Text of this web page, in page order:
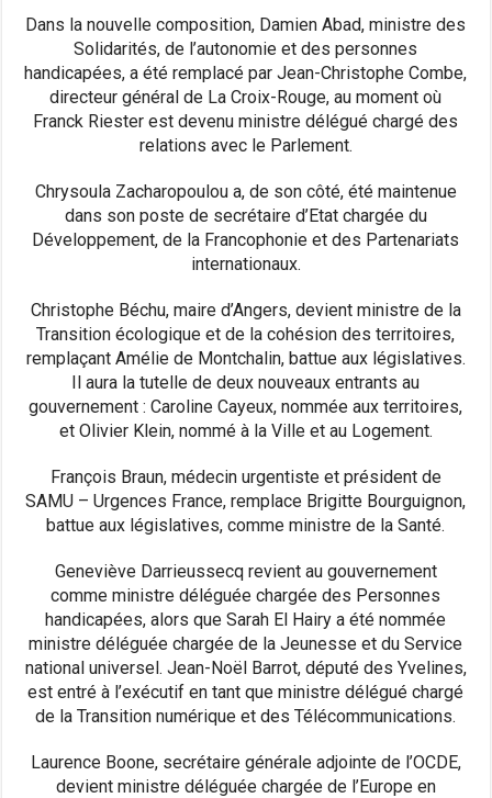
Dans la nouvelle composition, Damien Abad, ministre des
Solidarités, de l’autonomie et des personnes
handicapées, a été remplacé par Jean-Christophe Combe,
directeur général de La Croix-Rouge, au moment où
Franck Riester est devenu ministre délégué chargé des
relations avec le Parlement.
Chrysoula Zacharopoulou a, de son côté, été maintenue
dans son poste de secrétaire d’Etat chargée du
Développement, de la Francophonie et des Partenariats
internationaux.
Christophe Béchu, maire d’Angers, devient ministre de la
Transition écologique et de la cohésion des territoires,
remplaçant Amélie de Montchalin, battue aux législatives.
Il aura la tutelle de deux nouveaux entrants au
gouvernement : Caroline Cayeux, nommée aux territoires,
et Olivier Klein, nommé à la Ville et au Logement.
François Braun, médecin urgentiste et président de
SAMU – Urgences France, remplace Brigitte Bourguignon,
battue aux législatives, comme ministre de la Santé.
Geneviève Darrieussecq revient au gouvernement
comme ministre déléguée chargée des Personnes
handicapées, alors que Sarah El Hairy a été nommée
ministre déléguée chargée de la Jeunesse et du Service
national universel. Jean-Noël Barrot, député des Yvelines,
est entré à l’exécutif en tant que ministre délégué chargé
de la Transition numérique et des Télécommunications.
Laurence Boone, secrétaire générale adjointe de l’OCDE,
devient ministre déléguée chargée de l’Europe en